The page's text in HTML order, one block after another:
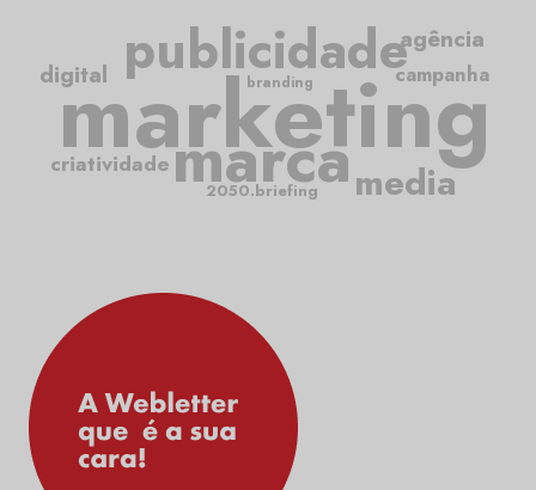
marketing
publicidade
marca
criatividade
campanha
media
agência
digital
2050.briefing
branding